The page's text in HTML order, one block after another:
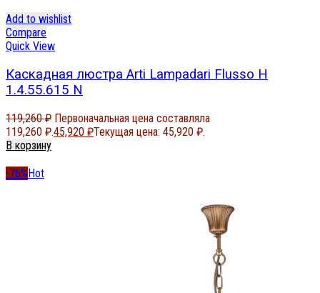
Add to wishlist
Compare
Quick View
Каскадная люстра Arti Lampadari Flusso H
1.4.55.615 N
119,260₽ Первоначальная цена составляла
119,260 ₽.45,920 ₽Текущая цена: 45,920 ₽.
В корзину
-76%Hot